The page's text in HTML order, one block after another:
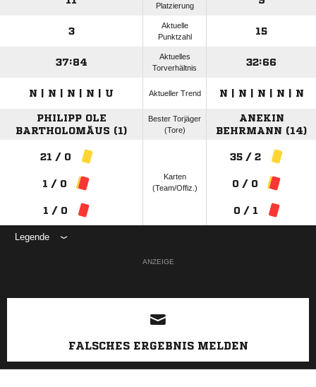
Platzierung
3
Aktuelle
Punktzahl
15
37:84
Aktuelles
Torverhältnis
32:66
N | N | N | N | U Aktueller Trend N | N | N | N | N
PHILIPP OLE
BARTHOLOMÄUS (1)
Bester Torjäger
(Tore)
ANEKIN
BEHRMANN (14)
21 / 0
1 / 0
1 / 0
Karten
(Team/Offiz.)
35 / 2
0 / 0
0 / 1
Legende
ANZEIGE
FALSCHES ERGEBNIS MELDEN